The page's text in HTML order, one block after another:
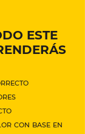
ESTE
CON BASE EN